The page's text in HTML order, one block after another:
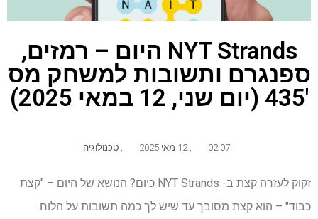
NYT Strands היום – רמזים,
ספנגרם ותשובות למשחק מס
'435 (יום שני, 12 במאי 2025)
02:07 12 מאי 2025 טכנולוגיה
זקוק לעזרה קצת ב- NYT Strands כיום? הנושא של היום – "קצת
כבוד" – הוא קצת מסובך עד שיש לך כמה תשובות על הלוח.